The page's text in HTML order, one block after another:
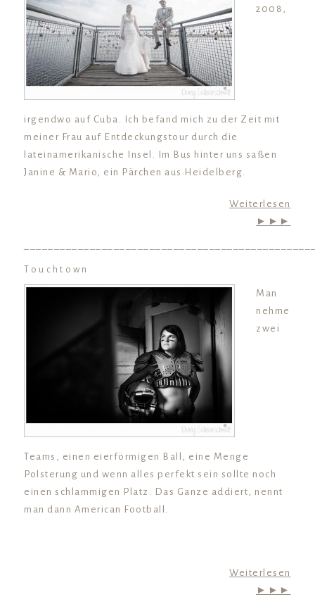
2008,
irgendwo auf Cuba. Ich befand mich zu der Zeit mit
meiner Frau auf Entdeckungstour durch die
lateinamerikanische Insel. Im Bus hinter uns saßen
Janine & Mario, ein Pärchen aus Heidelberg.
Weiterlesen
►►►
Touchtown
Man
nehme
zwei
Teams, einen eierförmigen Ball, eine Menge
Polsterung und wenn alles perfekt sein sollte noch
einen schlammigen Platz. Das Ganze addiert, nennt
man dann American Football.
Weiterlesen
►►►